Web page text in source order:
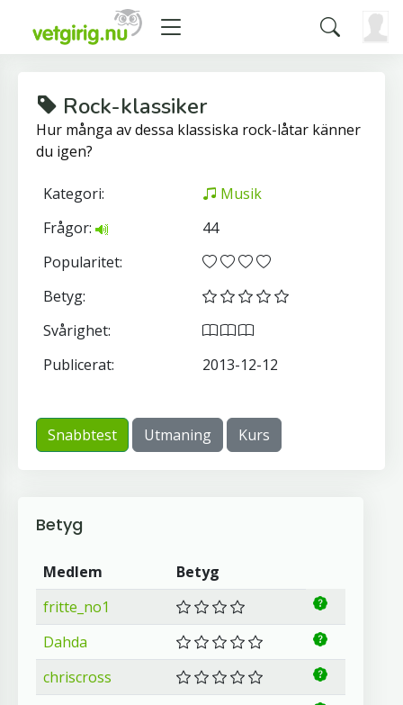
Rock-klassiker
Hur många av dessa klassiska rock-låtar känner
du igen?
Kategori:
Musik
Frågor:
44
Popularitet:
Betyg:
Svårighet:
Publicerat:
2013-12-12
Snabbtest Utmaning Kurs
Betyg
Medlem
Betyg
fritte_no1
Dahda
chriscross